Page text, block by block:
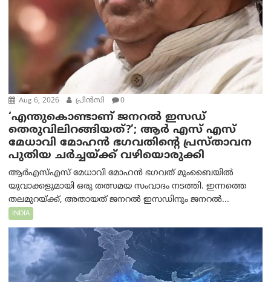
Aug 6, 2026 പ്രിന്‍സി 0
‘എന്തുകൊണ്ടാണ് ജനറൽ ഇസഡ്
തെരുവിലിറങ്ങിയത്?’; ആര്‍ എസ് എസ്
മേധാവി മോഹൻ ഭഗവതിന്റെ പ്രസ്താവന
പുതിയ ചര്‍ച്ചയ്ക്ക് വഴിയൊരുക്കി
ആർ‌എസ്‌എസ് മേധാവി മോഹൻ ഭഗവത് മുംബൈയിൽ
യുവാക്കളുമായി ഒരു തത്സമയ സംവാദം നടത്തി. ഇന്നത്തെ
തലമുറയ്ക്ക്, അതായത് ജനറൽ ഇസഡിനും ജനറൽ...
INDIA